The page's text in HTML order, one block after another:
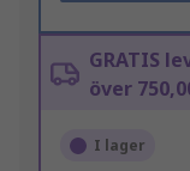
GRATIS
över
I lager